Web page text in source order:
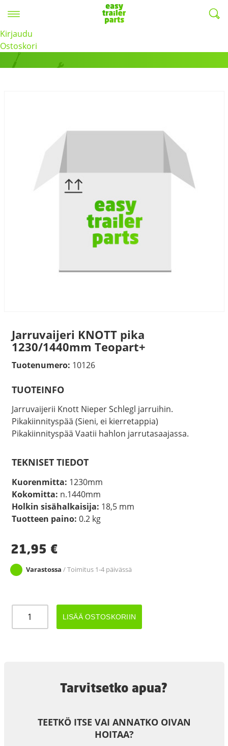
Kirjaudu
Ostoskori
Tuotteet
Jarruvaijeri KNOTT pika
1230/1440mm Teopart+
Tuotenumero: 10126
TUOTEINFO
Jarruvaijerii Knott Nieper Schlegl jarruihin.
Pikakiinnityspää (Sieni, ei kierretappia)
Pikakiinnityspää Vaatii hahlon jarrutasaajassa.
TEKNISET TIEDOT
Kuorenmitta: 1230mm
Kokomitta: n.1440mm
Holkin sisähalkaisija: 18,5 mm
Tuotteen paino: 0.2 kg
21,95 €
Varastossa / Toimitus 1-4 päivässä
KNOTT
LISÄÄ OSTOSKORIIN
Tarvitsetko apua?
TEETKÖ ITSE VAI ANNATKO OIVAN
HOITAA?